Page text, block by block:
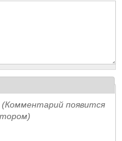
появится